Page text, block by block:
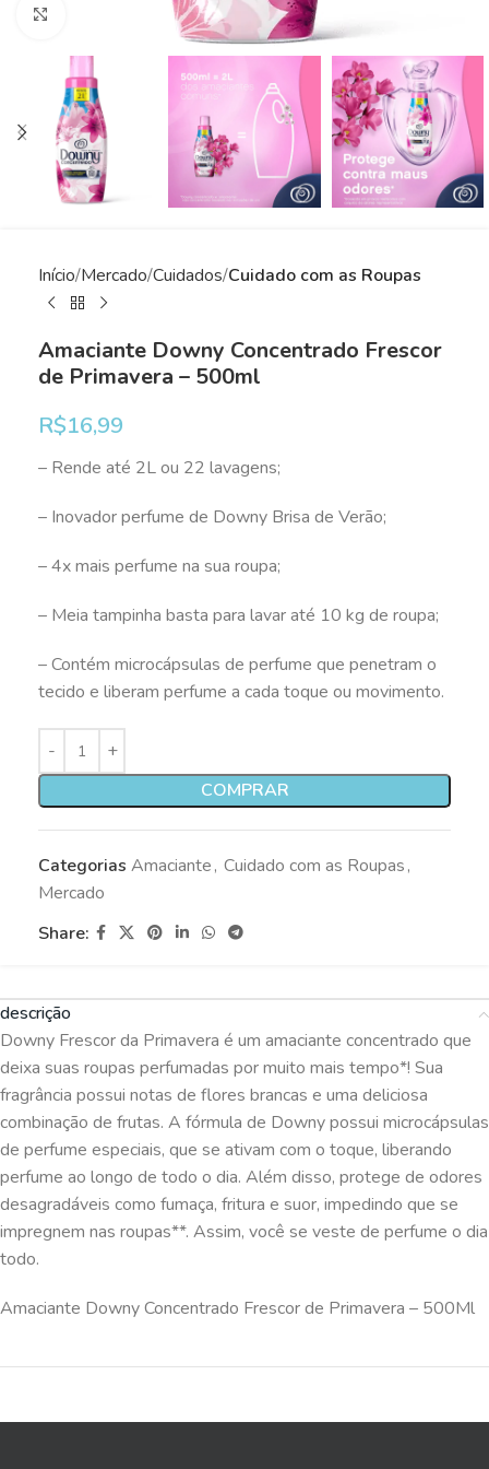
Clique para ampliar
Início Mercado Cuidados Cuidado com as Roupas
Amaciante Downy Concentrado Frescor
de Primavera – 500ml
R$16,99
– Rende até 2L ou 22 lavagens;
– Inovador perfume de Downy Brisa de Verão;
– 4x mais perfume na sua roupa;
– Meia tampinha basta para lavar até 10 kg de roupa;
– Contém microcápsulas de perfume que penetram o
tecido e liberam perfume a cada toque ou movimento.
COMPRAR
Categorias Amaciante, Cuidado com as Roupas,
Mercado
Share:
descrição
Downy Frescor da Primavera é um amaciante concentrado que
deixa suas roupas perfumadas por muito mais tempo*! Sua
fragrância possui notas de flores brancas e uma deliciosa
combinação de frutas. A fórmula de Downy possui microcápsulas
de perfume especiais, que se ativam com o toque, liberando
perfume ao longo de todo o dia. Além disso, protege de odores
desagradáveis como fumaça, fritura e suor, impedindo que se
impregnem nas roupas**. Assim, você se veste de perfume o dia
todo.
Amaciante Downy Concentrado Frescor de Primavera – 500Ml